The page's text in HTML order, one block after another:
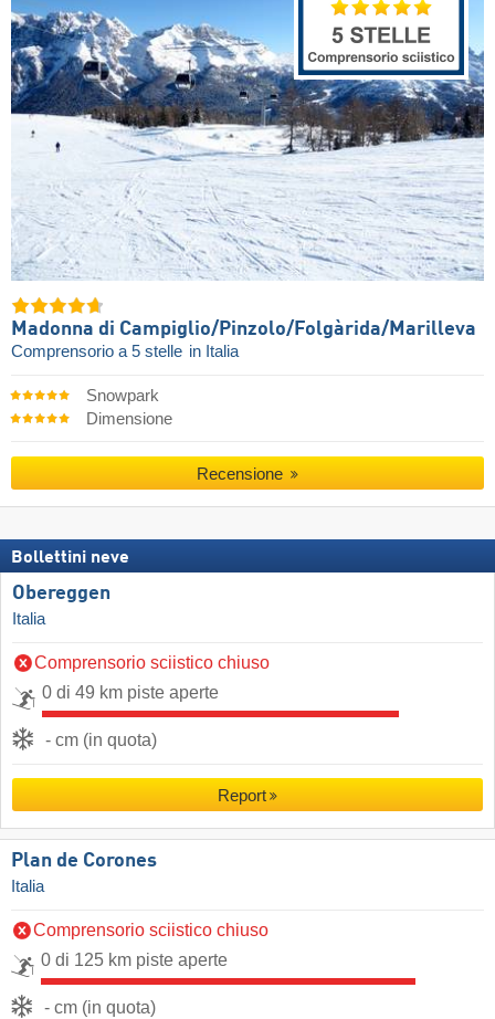
Madonna di Campiglio/​Pinzolo/​Folgàrida/​Marilleva
Comprensorio a 5 stelle in Italia
Snowpark
Dimensione
Recensione
Bollettini neve
Obereggen
Italia
Comprensorio sciistico chiuso
0 di 49 km piste aperte
- cm (in quota)
Report
Plan de Corones
Italia
Comprensorio sciistico chiuso
0 di 125 km piste aperte
- cm (in quota)